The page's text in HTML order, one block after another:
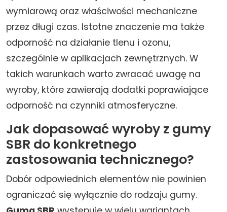
wymiarową oraz właściwości mechaniczne
przez długi czas. Istotne znaczenie ma także
odporność na działanie tlenu i ozonu,
szczególnie w aplikacjach zewnętrznych. W
takich warunkach warto zwracać uwagę na
wyroby, które zawierają dodatki poprawiające
odporność na czynniki atmosferyczne.
Jak dopasować wyroby z gumy
SBR do konkretnego
zastosowania technicznego?
Dobór odpowiednich elementów nie powinien
ograniczać się wyłącznie do rodzaju gumy.